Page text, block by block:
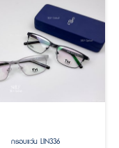
กรอบแว่น LIN336